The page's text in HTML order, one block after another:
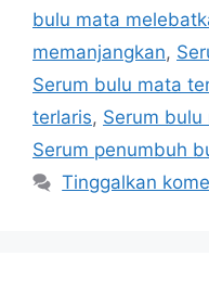
bulu mata
memanjangkan,
Serum bulu mata
terlaris, Serum
Serum penumbuh
Tinggalkan